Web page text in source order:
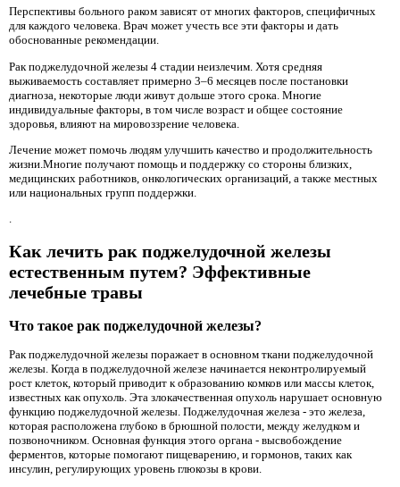
Перспективы больного раком зависят от многих факторов, специфичных
для каждого человека. Врач может учесть все эти факторы и дать
обоснованные рекомендации.
Рак поджелудочной железы 4 стадии неизлечим. Хотя средняя
выживаемость составляет примерно 3–6 месяцев после постановки
диагноза, некоторые люди живут дольше этого срока. Многие
индивидуальные факторы, в том числе возраст и общее состояние
здоровья, влияют на мировоззрение человека.
Лечение может помочь людям улучшить качество и продолжительность
жизни.Многие получают помощь и поддержку со стороны близких,
медицинских работников, онкологических организаций, а также местных
или национальных групп поддержки.
.
Как лечить рак поджелудочной железы
естественным путем? Эффективные
лечебные травы
Что такое рак поджелудочной железы?
Рак поджелудочной железы поражает в основном ткани поджелудочной
железы. Когда в поджелудочной железе начинается неконтролируемый
рост клеток, который приводит к образованию комков или массы клеток,
известных как опухоль. Эта злокачественная опухоль нарушает основную
функцию поджелудочной железы. Поджелудочная железа - это железа,
которая расположена глубоко в брюшной полости, между желудком и
позвоночником. Основная функция этого органа - высвобождение
ферментов, которые помогают пищеварению, и гормонов, таких как
инсулин, регулирующих уровень глюкозы в крови.